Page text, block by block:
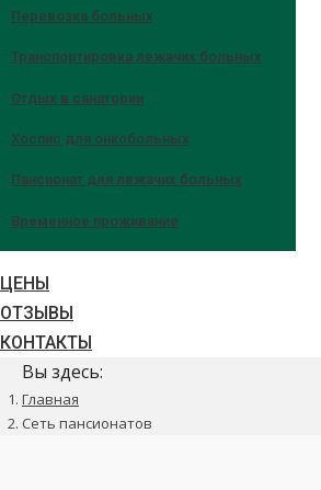
Перевозка больных
Транспортировка лежачих больных
Отдых в санатории
Хоспис для онкобольных
Пансионат для лежачих больных
Временное проживание
ЦЕНЫ
ОТЗЫВЫ
КОНТАКТЫ
Вы здесь:
Главная
Сеть пансионатов